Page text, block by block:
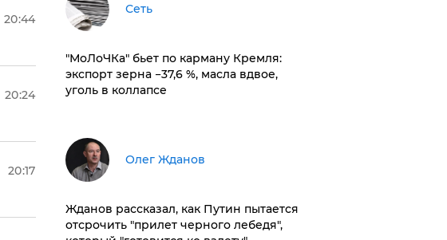
20:44
20:24
20:17
Сеть
​"МоЛоЧКа" бьет по карману Кремля:
экспорт зерна −37,6 %, масла вдвое,
уголь в коллапсе
Олег Жданов
Жданов рассказал, как Путин пытается
отсрочить "прилет черного лебедя",